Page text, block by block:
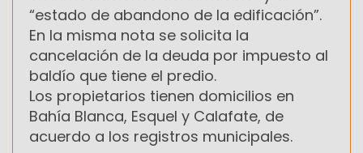
“estado de abandono de la edificación”.
En la misma nota se solicita la
cancelación de la deuda por impuesto al
baldío que tiene el predio.
Los propietarios tienen domicilios en
Bahía Blanca, Esquel y Calafate, de
acuerdo a los registros municipales.